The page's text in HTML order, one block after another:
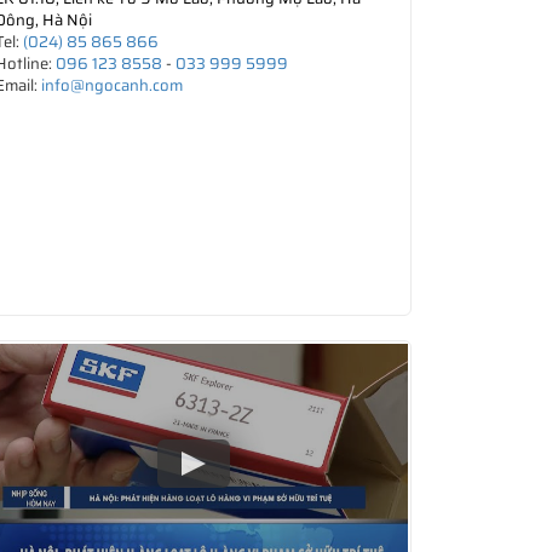
Hà Nội
(024) 85 865 866
096 123 8558- 033 999 5999
info@ngocanh.com